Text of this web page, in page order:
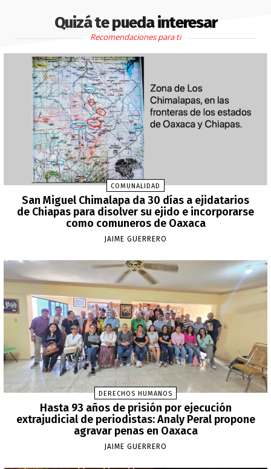
Quizá te pueda interesar
Recomendaciones para ti
COMUNALIDAD
San Miguel Chimalapa da 30 días a ejidatarios
de Chiapas para disolver su ejido e incorporarse
como comuneros de Oaxaca
JAIME GUERRERO
DERECHOS HUMANOS
Hasta 93 años de prisión por ejecución
extrajudicial de periodistas: Analy Peral propone
agravar penas en Oaxaca
JAIME GUERRERO